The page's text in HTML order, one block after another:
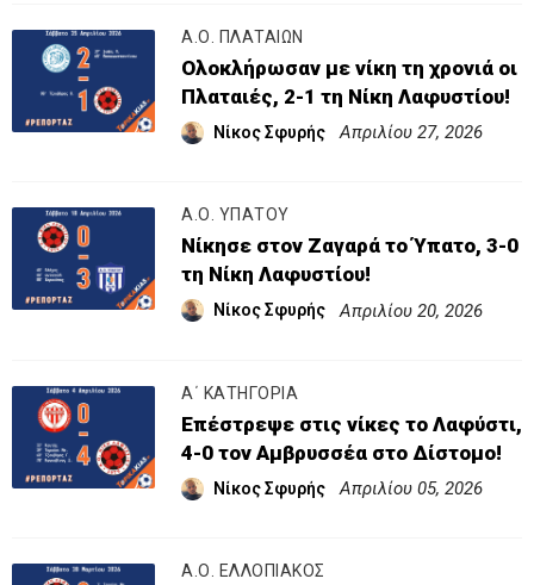
Α.Ο. ΠΛΑΤΑΙΩΝ
Ολοκλήρωσαν με νίκη τη χρονιά οι
Πλαταιές, 2-1 τη Νίκη Λαφυστίου!
Νίκος Σφυρής Απριλίου 27, 2026
Α.Ο. ΥΠΑΤΟΥ
Νίκησε στον Ζαγαρά το Ύπατο, 3-0
τη Νίκη Λαφυστίου!
Νίκος Σφυρής Απριλίου 20, 2026
Α΄ ΚΑΤΗΓΟΡΙΑ
Επέστρεψε στις νίκες το Λαφύστι,
4-0 τον Αμβρυσσέα στο Δίστομο!
Νίκος Σφυρής Απριλίου 05, 2026
Α.Ο. ΕΛΛΟΠΙΑΚΟΣ